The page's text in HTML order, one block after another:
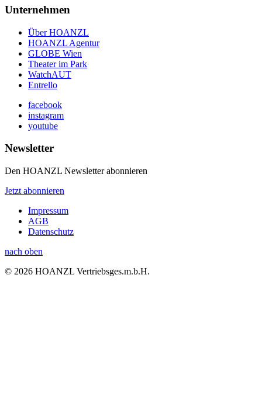
Unternehmen
Über HOANZL
HOANZL Agentur
GLOBE Wien
Theater im Park
WatchAUT
Entrello
facebook
instagram
youtube
Newsletter
Den HOANZL Newsletter abonnieren
Jetzt abonnieren
Impressum
AGB
Datenschutz
nach oben
© 2026 HOANZL Vertriebsges.m.b.H.